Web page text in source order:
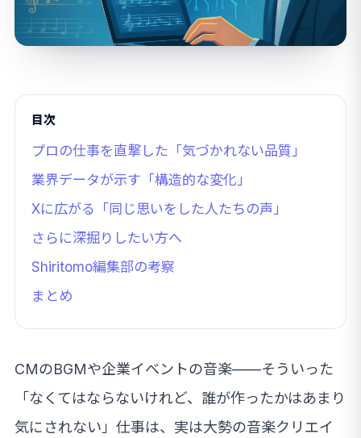
目次
プロの仕事を直撃した「気づかれない品質」
業界データが示す「構造的な変化」
Xに広がる「同じ思いをした人たちの声」
さらに深掘りしたい方へ
Shiritomo編集部の考察
まとめ
CMのBGMや企業イベントの音楽——そういった
「なくてはならないけれど、誰が作ったかはあまり
気にされない」仕事は、実は大勢の音楽クリエイ